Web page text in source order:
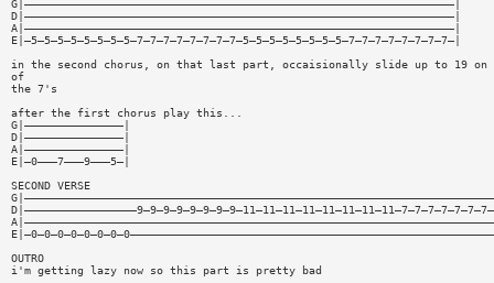
G|—————————————————————————————————————————————————————————————————|
D|—————————————————————————————————————————————————————————————————|
A|—————————————————————————————————————————————————————————————————|
E|—5—5—5—5—5—5—5—5—7—7—7—7—7—7—7—7—5—5—5—5—5—5—5—5—7—7—7—7—7—7—7—7—|
in the second chorus, on that last part, occaisionally slide up to 19 on
of
the 7's
after the first chorus play this...
G|———————————————|
D|———————————————|
A|———————————————|
E|—0———7———9———5—|
SECOND VERSE
OUTRO
i'm getting lazy now so this part is pretty bad